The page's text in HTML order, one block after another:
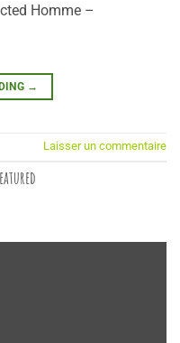
Homme –
→
Laisser un commentaire